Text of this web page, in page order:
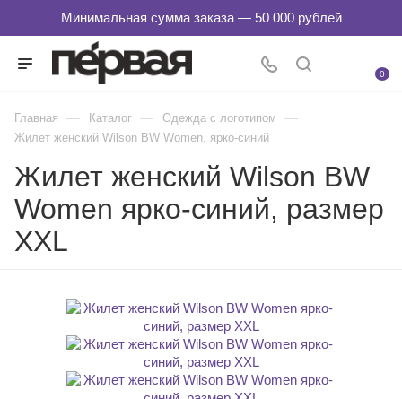
0
Главная — Каталог — Одежда с логотипом —
Жилет женский Wilson BW Women, ярко-синий
Жилет женский Wilson BW
Women ярко-синий, размер
XXL